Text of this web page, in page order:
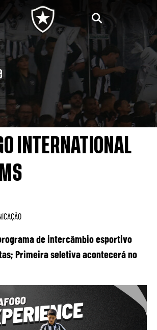
INTERNATIONAL
de intercâmbio esportivo
Primeira seletiva acontecerá no